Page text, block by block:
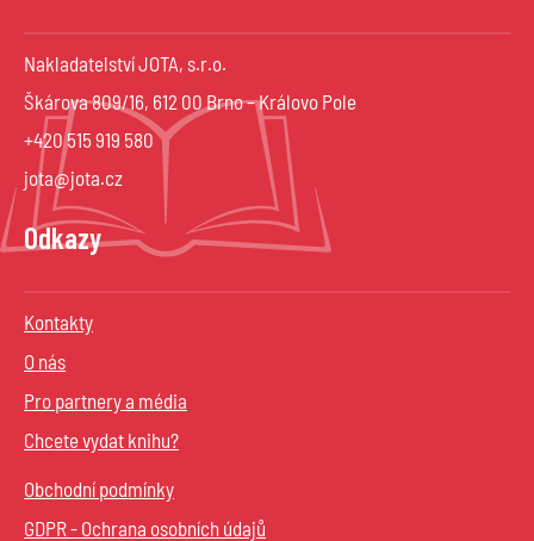
Nakladatelství JOTA, s.r.o.
Škárova 809/16, 612 00 Brno – Královo Pole
+420 515 919 580
jota@jota.cz
Odkazy
Kontakty
O nás
Pro partnery a média
Chcete vydat knihu?
Obchodní podmínky
GDPR - Ochrana osobních údajů